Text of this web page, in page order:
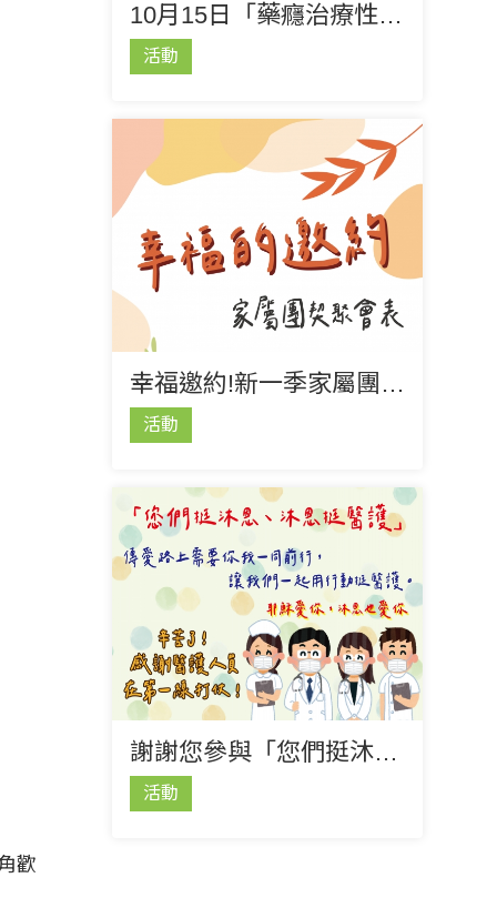
歡
10月15日「藥癮治療性社區服務模式多元發展計畫研討暨成果發表會」
活動
幸福邀約!新一季家屬團契聚會表
活動
謝謝您參與「您們挺沐恩，沐恩挺醫護」
活動